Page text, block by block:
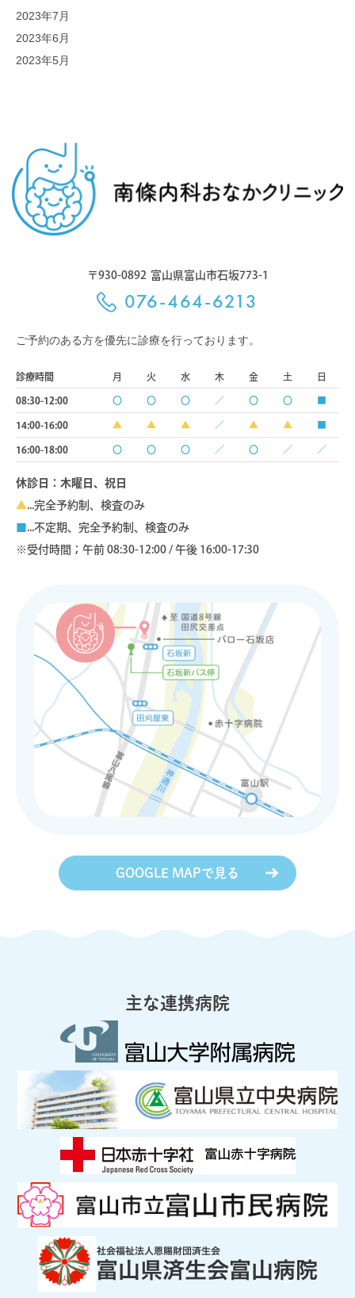
2023年7月
2023年6月
2023年5月
〒930-0892 富山県富山市石坂773-1
076-464-6213
ご予約のある方を優先に診療を行っております。
診療時間 月 火 水 木 金 土 日
08:30-12:00 〇 〇 〇 ／ 〇 〇
14:00-16:00 ▲ ▲ ▲ ／ ▲ ▲
16:00-18:00 〇 〇 〇 ／ 〇 ／ ／
休診日：木曜日、祝日
▲...完全予約制、検査のみ
...不定期、完全予約制、検査のみ
※受付時間；午前 08:30-12:00 / 午後 16:00-17:30
GOOGLE MAPで見る
主な連携病院